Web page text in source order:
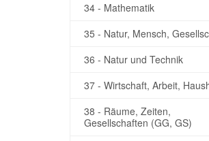
34 - Mathematik
35 - Natur, Mensch,
36 - Natur und Technik
37 - Wirtschaft, Arbeit,
38 - Räume, Zeiten,
Gesellschaften (GG, GS)